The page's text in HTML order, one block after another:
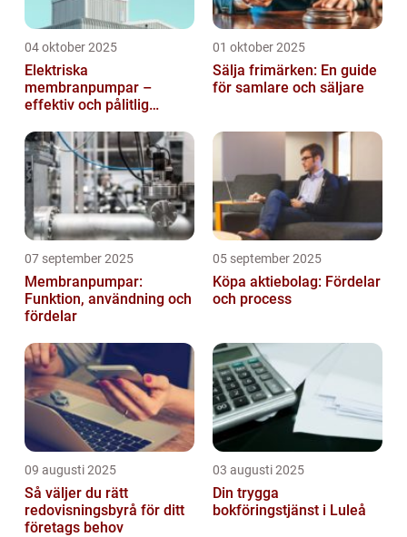
04 oktober 2025
Elektriska
membranpumpar –
effektiv och pålitlig
01 oktober 2025
Sälja frimärken: En guide
för samlare och säljare
07 september 2025
Membranpumpar:
Funktion, användning och
fördelar
05 september 2025
Köpa aktiebolag: Fördelar
och process
09 augusti 2025
Så väljer du rätt
redovisningsbyrå för ditt
företags behov
03 augusti 2025
Din trygga
bokföringstjänst i Luleå